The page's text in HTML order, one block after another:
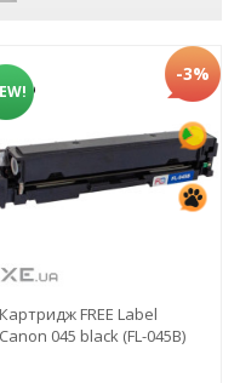
-3%
Картридж FREE Label
Canon 045 black (FL-045B)